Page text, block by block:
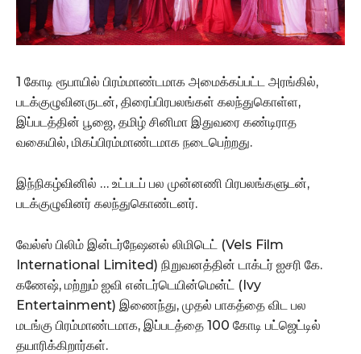
1 கோடி ரூபாயில் பிரம்மாண்டமாக அமைக்கப்பட்ட அரங்கில்,
படக்குழுவினருடன், திரைப்பிரபலங்கள் கலந்துகொள்ள,
இப்படத்தின் பூஜை, தமிழ் சினிமா இதுவரை கண்டிராத
வகையில், மிகப்பிரம்மாண்டமாக நடைபெற்றது.
இந்நிகழ்வினில் … உட்படப் பல முன்னணி பிரபலங்களுடன்,
படக்குழுவினர் கலந்துகொண்டனர்.
வேல்ஸ் பிலிம் இன்டர்நேஷனல் லிமிடெட் (Vels Film
International Limited) நிறுவனத்தின் டாக்டர் ஐசரி கே.
கணேஷ், மற்றும் ஐவி என்டர்டெயின்மென்ட் (Ivy
Entertainment) இணைந்து, முதல் பாகத்தை விட பல
மடங்கு பிரம்மாண்டமாக, இப்படத்தை 100 கோடி பட்ஜெட்டில்
தயாரிக்கிறார்கள்.